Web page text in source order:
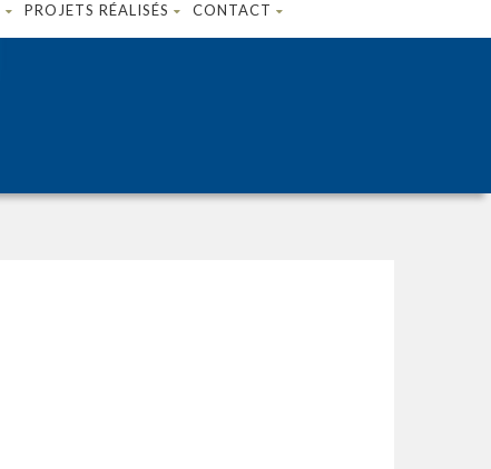
PROJETS RÉALISÉS CONTACT